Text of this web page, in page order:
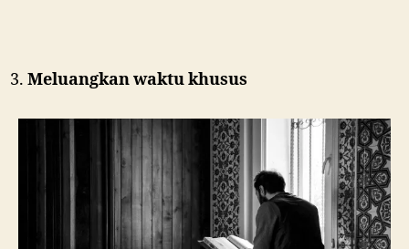
Meluangkan waktu khusus